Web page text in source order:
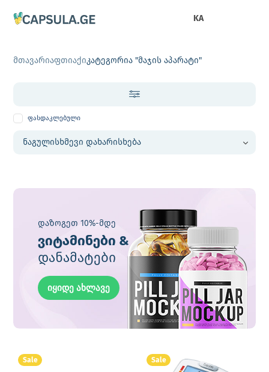
KA
მთავარიაფთიაქიკატეგორია "მაჯის აპარატი"
ფასდაკლებული
დაზოგეთ 10%-მდე
ვიტამინები &
დანამატები
იყიდე ახლავე
Sale Sale